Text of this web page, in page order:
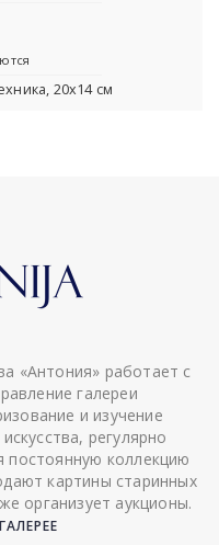
20x14 см
«Антония» работает с
галереи
и изучение
регулярно
постоянную коллекцию
картины старинных
организует аукционы.